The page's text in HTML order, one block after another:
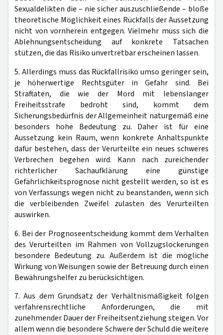
Sexualdelikten die – nie sicher auszuschließende – bloße
theoretische Möglichkeit eines Rückfalls der Aussetzung
nicht von vornherein entgegen. Vielmehr muss sich die
Ablehnungsentscheidung auf konkrete Tatsachen
stützen, die das Risiko unvertretbar erscheinen lassen.
5. Allerdings muss das Rückfallrisiko umso geringer sein,
je höherwertige Rechtsgüter in Gefahr sind. Bei
Straftaten, die wie der Mord mit lebenslanger
Freiheitsstrafe bedroht sind, kommt dem
Sicherungsbedürfnis der Allgemeinheit naturgemäß eine
besonders hohe Bedeutung zu. Daher ist für eine
Aussetzung kein Raum, wenn konkrete Anhaltspunkte
dafür bestehen, dass der Verurteilte ein neues schweres
Verbrechen begehen wird. Kann nach zureichender
richterlicher Sachaufklärung eine günstige
Gefährlichkeitsprognose nicht gestellt werden, so ist es
von Verfassungs wegen nicht zu beanstanden, wenn sich
die verbleibenden Zweifel zulasten des Verurteilten
auswirken.
6. Bei der Prognoseentscheidung kommt dem Verhalten
des Verurteilten im Rahmen von Vollzugslockerungen
besondere Bedeutung zu. Außerdem ist die mögliche
Wirkung von Weisungen sowie der Betreuung durch einen
Bewährungshelfer zu berücksichtigen.
7. Aus dem Grundsatz der Verhältnismäßigkeit folgen
verfahrensrechtliche Anforderungen, die mit
zunehmender Dauer der Freiheitsentziehung steigen. Vor
allem wenn die besondere Schwere der Schuld die weitere